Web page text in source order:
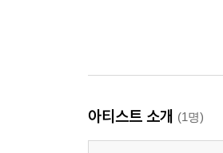
아티스트 소개 (1명)